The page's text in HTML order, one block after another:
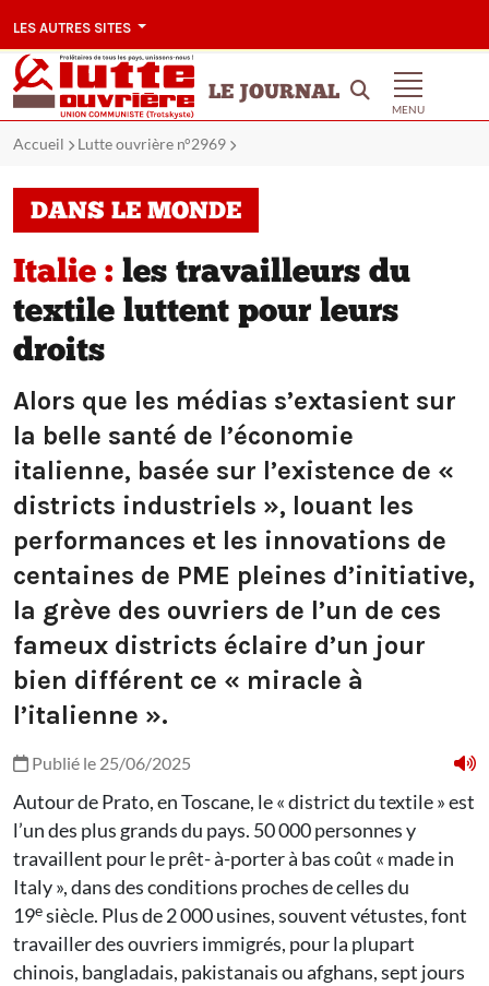
LES AUTRES SITES
LE JOURNAL
MENU
Accueil Lutte ouvrière n°2969
DANS LE MONDE
Italie : les travailleurs du
textile luttent pour leurs
droits
Alors que les médias s’extasient sur
la belle santé de l’économie
italienne, basée sur l’existence de «
districts industriels », louant les
performances et les innovations de
centaines de PME pleines d’initiative,
la grève des ouvriers de l’un de ces
fameux districts éclaire d’un jour
bien différent ce « miracle à
l’italienne ».
Publié le 25/06/2025
Autour de Prato, en Toscane, le « district du textile » est
l’un des plus grands du pays. 50 000 personnes y
travaillent pour le prêt- à-porter à bas coût « made in
Italy », dans des conditions proches de celles du
19esiècle. Plus de 2 000 usines, souvent vétustes, font
travailler des ouvriers immigrés, pour la plupart
chinois, bangladais, pakistanais ou afghans, sept jours